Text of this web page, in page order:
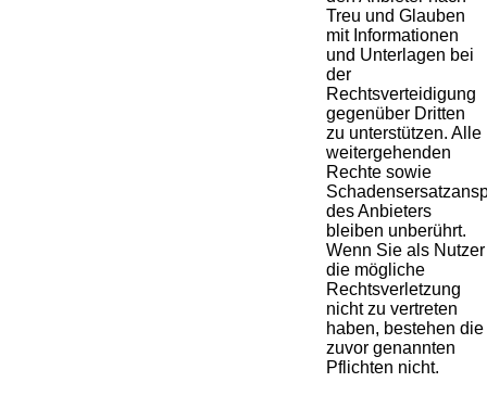
Treu und Glauben
mit Informationen
und Unterlagen bei
der
Rechtsverteidigung
gegenüber Dritten
zu unterstützen. Alle
weitergehenden
Rechte sowie
des Anbieters
bleiben unberührt.
Wenn Sie als Nutzer
die mögliche
Rechtsverletzung
nicht zu vertreten
haben, bestehen die
zuvor genannten
Pflichten nicht.